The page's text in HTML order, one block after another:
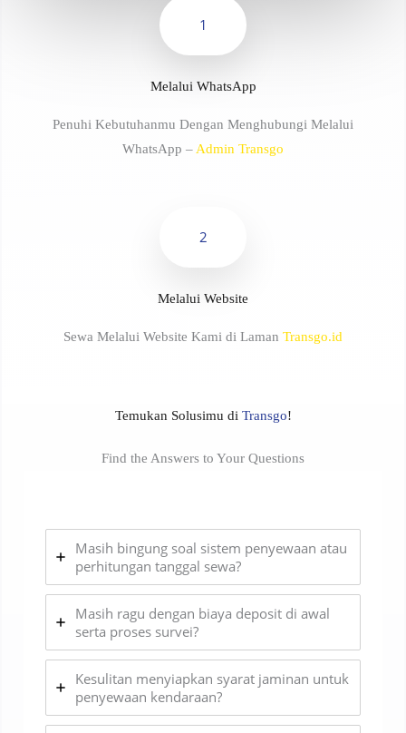
1
Melalui WhatsApp
Penuhi Kebutuhanmu Dengan Menghubungi Melalui
WhatsApp – Admin Transgo
2
Melalui Website
Sewa Melalui Website Kami di Laman Transgo.id
Temukan Solusimu di Transgo!
Find the Answers to Your Questions
Masih bingung soal sistem penyewaan atau
perhitungan tanggal sewa?
Masih ragu dengan biaya deposit di awal
serta proses survei?
Kesulitan menyiapkan syarat jaminan untuk
penyewaan kendaraan?